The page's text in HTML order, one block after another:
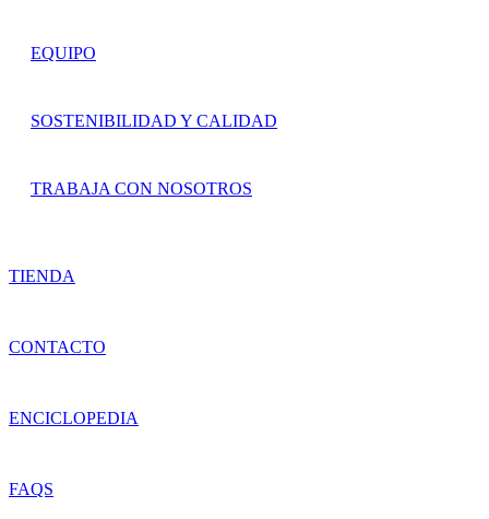
EQUIPO
SOSTENIBILIDAD Y CALIDAD
TRABAJA CON NOSOTROS
TIENDA
CONTACTO
ENCICLOPEDIA
FAQS